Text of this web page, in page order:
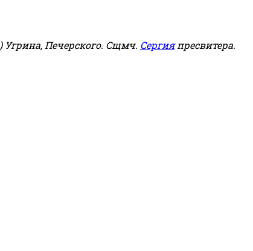
) Угрина, Печерского. Сщмч. Сергияпресвитера.